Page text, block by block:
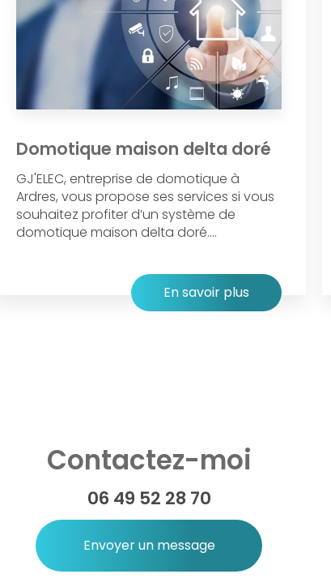
Domotique maison delta doré
GJ'ELEC, entreprise de domotique à
Ardres, vous propose ses services si vous
souhaitez profiter d’un système de
domotique maison delta doré....
En savoir plus
Contactez-moi
06 49 52 28 70
Envoyer un message